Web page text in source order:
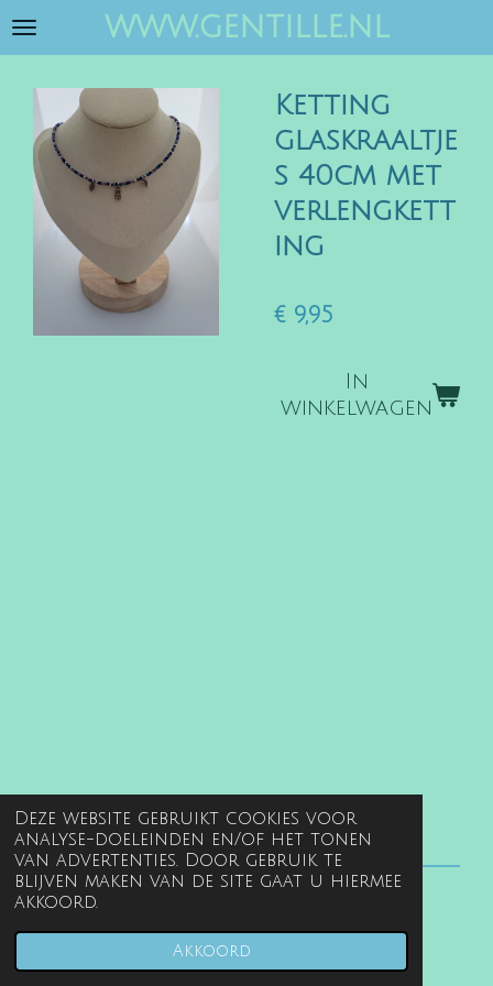
Deze website gebruikt cookies voor
analyse-doeleinden en/of het tonen
van advertenties. Door gebruik te
blijven maken van de site gaat u hiermee
akkoord.
Akkoord
Ga
hoofdinhoud
www.gentille.nl
Ketting
glaskraaltje
s 40cm met
verlengkett
ing
€ 9,95
In
winkelwagen
© 2022 - 2026 www.gentille.nl
JouwWeb